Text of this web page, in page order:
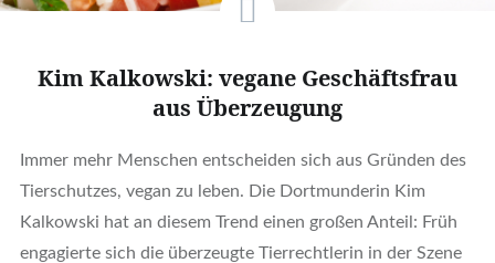
Kim Kalkowski: vegane Geschäftsfrau
aus Überzeugung
Immer mehr Menschen entscheiden sich aus Gründen des
Tierschutzes, vegan zu leben. Die Dortmunderin Kim
Kalkowski hat an diesem Trend einen großen Anteil: Früh
engagierte sich die überzeugte Tierrechtlerin in der Szene